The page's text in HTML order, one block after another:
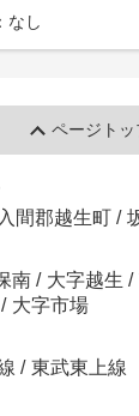
なし
ページト
入間郡越生町 /
南 / 大字越生 /
/ 大字市場
/ 東武東上線